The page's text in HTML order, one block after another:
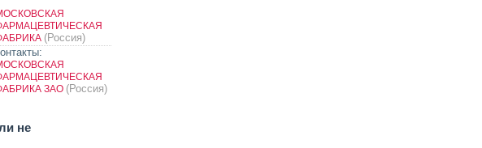
(Россия)
ЗАО (Россия)
не